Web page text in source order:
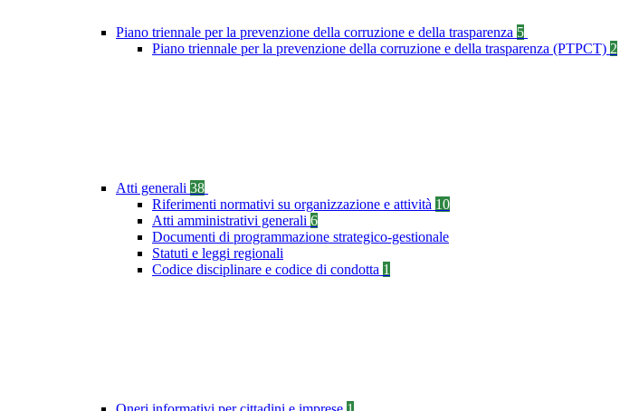
Piano triennale per la prevenzione della corruzione e della trasparenza 5
Piano triennale per la prevenzione della corruzione e della trasparenza (PTPCT) 2
Atti generali 38
Riferimenti normativi su organizzazione e attività 10
Atti amministrativi generali 6
Documenti di programmazione strategico-gestionale
Statuti e leggi regionali
Codice disciplinare e codice di condotta 1